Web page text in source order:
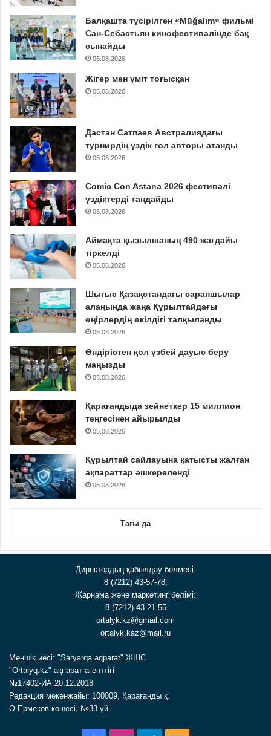
Балқашта түсірілген «Mūğalım» фильмі
Сан-Себастьян кинофестивалінде бақ
сынайды
05.08.2026
Жігер мен үміт тоғысқан
05.08.2026
Дастан Сатпаев Австралиядағы
турнирдің үздік гол авторы атанды
05.08.2026
Comic Con Astana 2026 фестивалі
үздіктерді таңдайды
05.08.2026
Аймақта қызылшаның 490 жағдайы
тіркелді
05.08.2026
Шығыс Қазақстандағы сарапшылар
алаңында жаңа Құрылтайдағы
өңірлердің өкілдігі талқыланды
05.08.2026
Өндірістен қол үзбей дауыс беру
маңызды
05.08.2026
Қарағандыда зейнеткер 15 миллион
теңгесінен айырылды
05.08.2026
Құрылтай сайлауына қатысты жалған
ақпараттар әшкереленді
05.08.2026
Тағы да
Директордың қабылдау бөлмесі:
8 (7212) 43-57-78,
Жарнама және маркетинг бөлімі:
8 (7212) 43-21-55
ortalyk.kz@gmail.com
ortalyk.kaz@mail.ru
Меншік иесі: "Saryarqa aqparat" ЖШС
"Ortalyq.kz" ақпарат агенттігі
№17402-ИА 20.12.2018
Редакция мекенжайы: 100009, Қарағанды қ.
Ә.Ермеков көшесі, №33 үй.